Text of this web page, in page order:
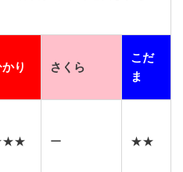
り さくら
こだ
ま
ー ★★